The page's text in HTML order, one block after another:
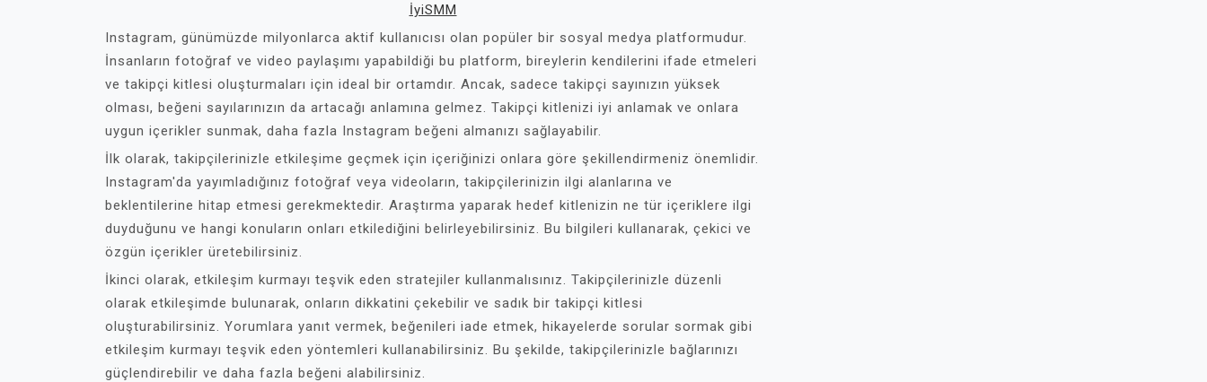
İyiSMM
Instagram, günümüzde milyonlarca aktif kullanıcısı olan popüler bir sosyal medya platformudur.
İnsanların fotoğraf ve video paylaşımı yapabildiği bu platform, bireylerin kendilerini ifade etmeleri
ve takipçi kitlesi oluşturmaları için ideal bir ortamdır. Ancak, sadece takipçi sayınızın yüksek
olması, beğeni sayılarınızın da artacağı anlamına gelmez. Takipçi kitlenizi iyi anlamak ve onlara
uygun içerikler sunmak, daha fazla Instagram beğeni almanızı sağlayabilir.
İlk olarak, takipçilerinizle etkileşime geçmek için içeriğinizi onlara göre şekillendirmeniz önemlidir.
Instagram'da yayımladığınız fotoğraf veya videoların, takipçilerinizin ilgi alanlarına ve
beklentilerine hitap etmesi gerekmektedir. Araştırma yaparak hedef kitlenizin ne tür içeriklere ilgi
duyduğunu ve hangi konuların onları etkilediğini belirleyebilirsiniz. Bu bilgileri kullanarak, çekici ve
özgün içerikler üretebilirsiniz.
İkinci olarak, etkileşim kurmayı teşvik eden stratejiler kullanmalısınız. Takipçilerinizle düzenli
olarak etkileşimde bulunarak, onların dikkatini çekebilir ve sadık bir takipçi kitlesi
oluşturabilirsiniz. Yorumlara yanıt vermek, beğenileri iade etmek, hikayelerde sorular sormak gibi
etkileşim kurmayı teşvik eden yöntemleri kullanabilirsiniz. Bu şekilde, takipçilerinizle bağlarınızı
güçlendirebilir ve daha fazla beğeni alabilirsiniz.